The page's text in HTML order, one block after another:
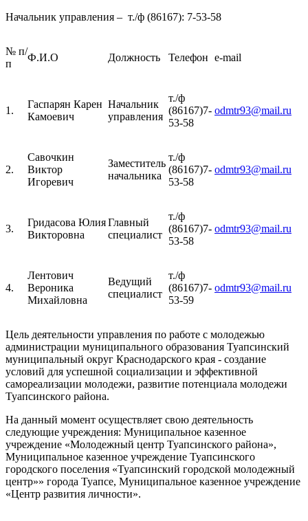
Начальник управления – т./ф (86167): 7-53-58
№ п/
п
Ф.И.О Должность Телефон e-mail
1.
Гаспарян Карен
Камоевич
Начальник
управления
т./ф
(86167)7-
53-58
odmtr93@mail.ru
2.
Савочкин
Виктор
Игоревич
Заместитель
начальника
т./ф
(86167)7-
53-58
odmtr93@mail.ru
3.
Гридасова Юлия
Викторовна
Главный
специалист
т./ф
(86167)7-
53-58
odmtr93@mail.ru
4.
Лентович
Вероника
Михайловна
Ведущий
специалист
т./ф
(86167)7-
53-59
odmtr93@mail.ru
Цель деятельности управления по работе с молодежью
администрации муниципального образования Туапсинский
муниципальный округ Краснодарского края - создание
условий для успешной социализации и эффективной
самореализации молодежи, развитие потенциала молодежи
Туапсинского района.
На данный момент осуществляет свою деятельность
следующие учреждения: Муниципальное казенное
учреждение «Молодежный центр Туапсинского района»,
Муниципальное казенное учреждение Туапсинского
городского поселения «Туапсинский городской молодежный
центр»» города Туапсе, Муниципальное казенное учреждение
«Центр развития личности».